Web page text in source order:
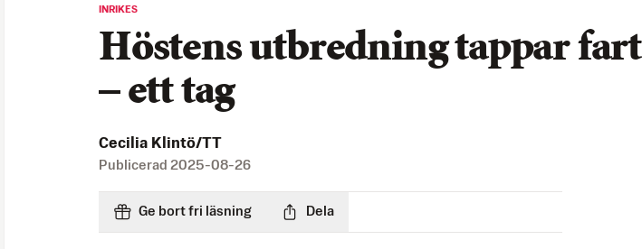
INRIKES
Höstens utbredning tappar fart
– ett tag
Cecilia Klintö/TT
Publicerad 2025-08-26
Ge bort fri läsning Dela